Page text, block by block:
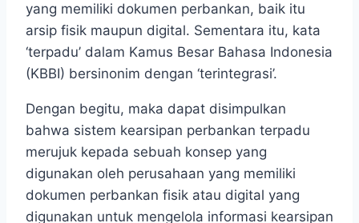
yang memiliki dokumen perbankan, baik itu
arsip fisik maupun digital. Sementara itu, kata
‘terpadu’ dalam Kamus Besar Bahasa Indonesia
(KBBI) bersinonim dengan ‘terintegrasi’.
Dengan begitu, maka dapat disimpulkan
bahwa sistem kearsipan perbankan terpadu
merujuk kepada sebuah konsep yang
digunakan oleh perusahaan yang memiliki
dokumen perbankan fisik atau digital yang
digunakan untuk mengelola informasi kearsipan